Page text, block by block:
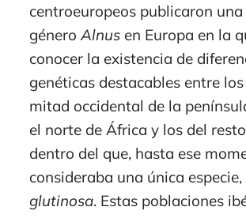
centroeuropeos publicaron
géneroAlnusen Europa en la
conocer la existencia de
genéticas destacables entre
mitad occidental de la
el norte de África y los del
dentro del que, hasta ese
consideraba una única especie,
glutinosa. Estas poblaciones